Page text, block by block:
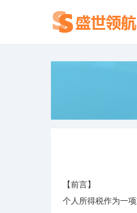
【前言】
个人所得税作为一